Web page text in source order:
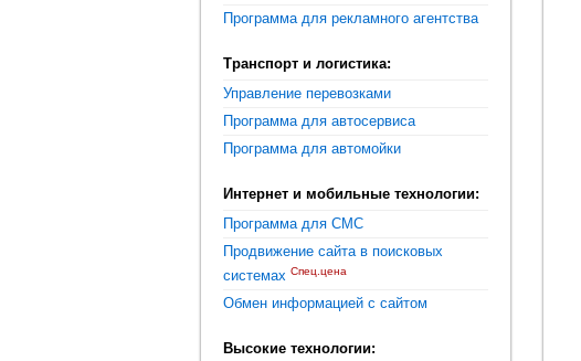
Программа для рекламного агентства
Транспорт и логистика:
Управление перевозками
Программа для автосервиса
Программа для автомойки
Интернет и мобильные технологии:
Программа для СМС
Продвижение сайта в поисковых
системах Спец.цена
Обмен информацией с сайтом
Высокие технологии: